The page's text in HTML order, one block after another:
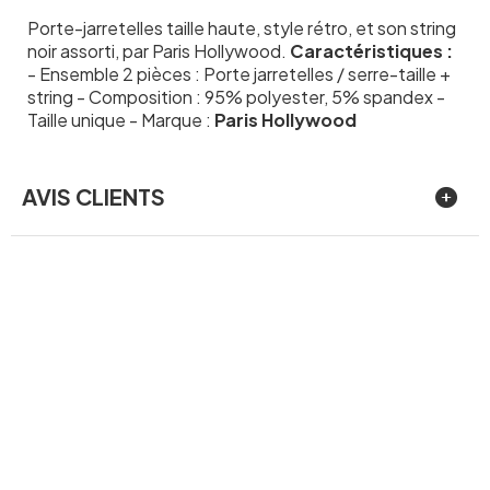
Porte-jarretelles taille haute, style rétro, et son string
noir assorti, par Paris Hollywood. Caractéristiques :
- Ensemble 2 pièces : Porte jarretelles / serre-taille +
string - Composition : 95% polyester, 5% spandex -
Taille unique - Marque : Paris Hollywood
AVIS CLIENTS